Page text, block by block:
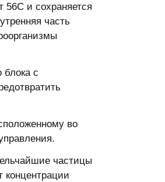
56С и сохраняется
часть
блока с
во
частицы